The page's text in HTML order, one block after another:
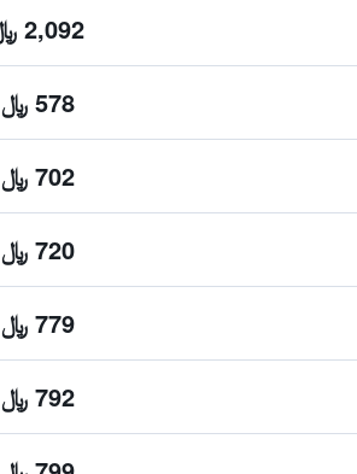
2,092 ﷼
578 ﷼
702 ﷼
720 ﷼
779 ﷼
792 ﷼